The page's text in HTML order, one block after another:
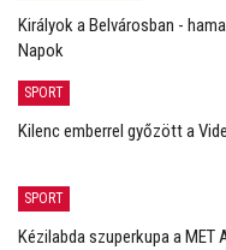
Királyok a Belvárosban -
Napok
SPORT
Kilenc emberrel győzött a
SPORT
Kézilabda szuperkupa a